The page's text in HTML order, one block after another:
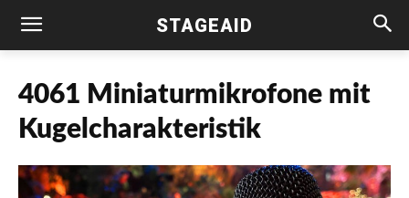
STAGEAID
4061 Miniaturmikrofone mit
Kugelcharakteristik